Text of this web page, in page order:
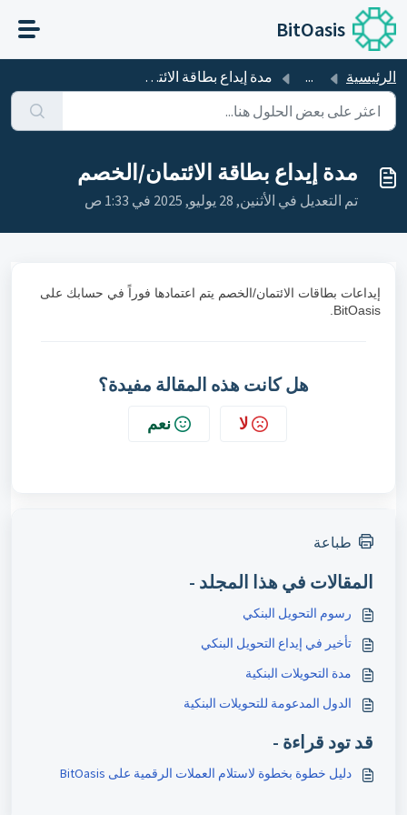
التخطّي إلى المحتوى الرئيسي
BitOasis
الرئيسية ... مدة إيداع بطاقة الائتمان/الخصم
مدة إيداع بطاقة الائتمان/الخصم
تم التعديل في الأثنين, 28 يوليو, 2025 في 1:33 ص
إيداعات بطاقات الائتمان/الخصم يتم اعتمادها فوراً في حسابك على
BitOasis.
هل كانت هذه المقالة مفيدة؟
لا نعم
طباعة
المقالات في هذا المجلد -
رسوم التحويل البنكي
تأخير في إيداع التحويل البنكي
مدة التحويلات البنكية
الدول المدعومة للتحويلات البنكية
قد تود قراءة -
دليل خطوة بخطوة لاستلام العملات الرقمية على BitOasis